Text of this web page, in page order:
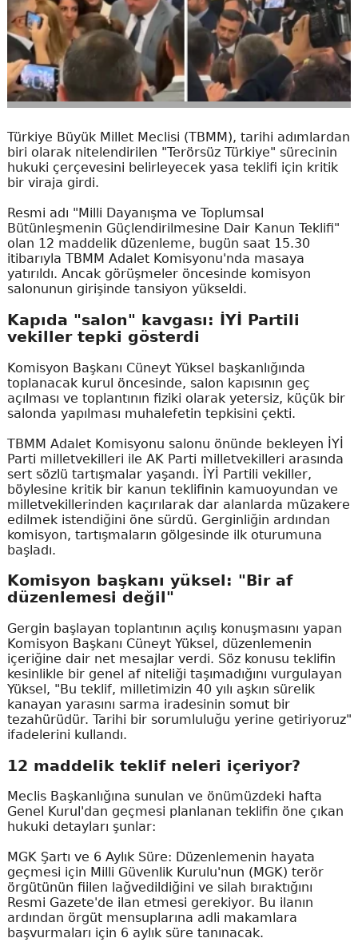
Türkiye Büyük Millet Meclisi (TBMM), tarihi adımlardan
biri olarak nitelendirilen "Terörsüz Türkiye" sürecinin
hukuki çerçevesini belirleyecek yasa teklifi için kritik
bir viraja girdi.
Resmi adı "Milli Dayanışma ve Toplumsal
Bütünleşmenin Güçlendirilmesine Dair Kanun Teklifi"
olan 12 maddelik düzenleme, bugün saat 15.30
itibarıyla TBMM Adalet Komisyonu'nda masaya
yatırıldı. Ancak görüşmeler öncesinde komisyon
salonunun girişinde tansiyon yükseldi.
Kapıda "salon" kavgası: İYİ Partili
vekiller tepki gösterdi
Komisyon Başkanı Cüneyt Yüksel başkanlığında
toplanacak kurul öncesinde, salon kapısının geç
açılması ve toplantının fiziki olarak yetersiz, küçük bir
salonda yapılması muhalefetin tepkisini çekti.
TBMM Adalet Komisyonu salonu önünde bekleyen İYİ
Parti milletvekilleri ile AK Parti milletvekilleri arasında
sert sözlü tartışmalar yaşandı. İYİ Partili vekiller,
böylesine kritik bir kanun teklifinin kamuoyundan ve
milletvekillerinden kaçırılarak dar alanlarda müzakere
edilmek istendiğini öne sürdü. Gerginliğin ardından
komisyon, tartışmaların gölgesinde ilk oturumuna
başladı.
Komisyon başkanı yüksel: "Bir af
düzenlemesi değil"
Gergin başlayan toplantının açılış konuşmasını yapan
Komisyon Başkanı Cüneyt Yüksel, düzenlemenin
içeriğine dair net mesajlar verdi. Söz konusu teklifin
kesinlikle bir genel af niteliği taşımadığını vurgulayan
Yüksel, "Bu teklif, milletimizin 40 yılı aşkın sürelik
kanayan yarasını sarma iradesinin somut bir
tezahürüdür. Tarihi bir sorumluluğu yerine getiriyoruz"
ifadelerini kullandı.
12 maddelik teklif neleri içeriyor?
Meclis Başkanlığına sunulan ve önümüzdeki hafta
Genel Kurul'dan geçmesi planlanan teklifin öne çıkan
hukuki detayları şunlar:
MGK Şartı ve 6 Aylık Süre: Düzenlemenin hayata
geçmesi için Milli Güvenlik Kurulu'nun (MGK) terör
örgütünün fiilen lağvedildiğini ve silah bıraktığını
Resmi Gazete'de ilan etmesi gerekiyor. Bu ilanın
ardından örgüt mensuplarına adli makamlara
başvurmaları için 6 aylık süre tanınacak.